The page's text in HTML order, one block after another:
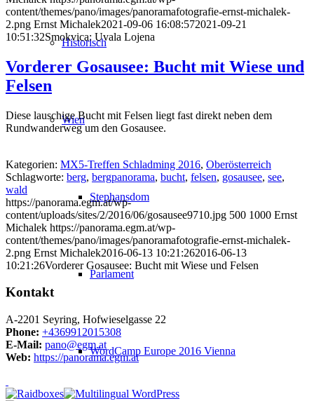
Historisch
Wien
Stephansdom
Parlament
WordCamp Europe 2016 Vienna
content/themes/pano/images/panoramafotografie-ernst-michalek-
2.png Ernst Michalek2021-09-06 16:08:572021-09-21
10:51:32Smokvica: Uvala Lojena
Vorderer Gosausee: Bucht mit Wiese und
Felsen
Diese lauschige Bucht mit Felsen liegt fast direkt neben dem
Rundwanderweg um den Gosausee.
Kategorien: MX5-Treffen Schladming 2016, Oberösterreich
Schlagworte: berg, bergpanorama, bucht, felsen, gosausee, see,
wald
https://panorama.egm.at/wp-
content/uploads/sites/2/2016/06/gosausee9710.jpg 500 1000 Ernst
Michalek https://panorama.egm.at/wp-
content/themes/pano/images/panoramafotografie-ernst-michalek-
2.png Ernst Michalek2016-06-13 10:21:262016-06-13
10:21:26Vorderer Gosausee: Bucht mit Wiese und Felsen
Kontakt
A-2201 Seyring, Hofwieselgasse 22
Phone: +4369912015308
E-Mail: pano@egm.at
Web: https://panorama.egm.at